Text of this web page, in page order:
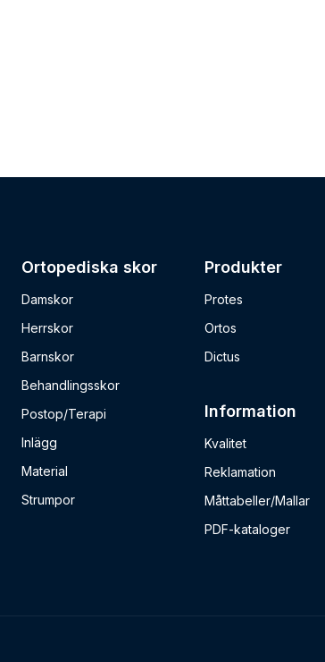
Ortopediska skor
Damskor
Herrskor
Barnskor
Behandlingsskor
Postop/Terapi
Inlägg
Material
Strumpor
Produkter
Protes
Ortos
Dictus
Information
Kvalitet
Reklamation
Måttabeller/Mallar
PDF-kataloger